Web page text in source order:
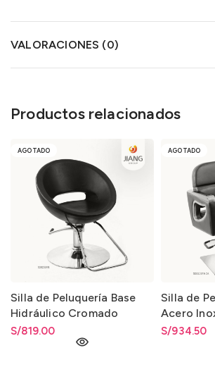
VALORACIONES (0)
Productos relacionados
AGOTADO
Silla de Peluquería Base
Hidráulico Cromado
S/819.00
AGOTADO
Silla de
Acero
Hidráulico
S/934.50